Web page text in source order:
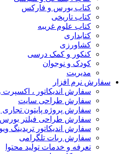
کتاب بورس و فارکس
کتاب تاریخی
کتاب علوم غریبه
کتابداری
کشاورزی
کنکور و کمک‌ درسی
کودک و نوجوان
مدیریت
سفارش نرم افزار
سفارش اندیکاتور ، اکسپرت
سفارش طراحی سایت
سفارش پروژه پایتون تجاری
سفارش طراحی فیلتر بورس
سفارش اندیکاتور تریدینگ ویو
سفارش ربات تلگرامی
تعرفه و خدمات تولید محتوا